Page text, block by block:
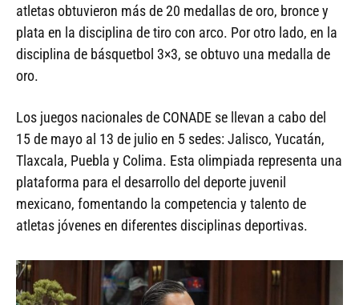
atletas obtuvieron más de 20 medallas de oro, bronce y
plata en la disciplina de tiro con arco. Por otro lado, en la
disciplina de básquetbol 3×3, se obtuvo una medalla de
oro.
Los juegos nacionales de CONADE se llevan a cabo del
15 de mayo al 13 de julio en 5 sedes: Jalisco, Yucatán,
Tlaxcala, Puebla y Colima. Esta olimpiada representa una
plataforma para el desarrollo del deporte juvenil
mexicano, fomentando la competencia y talento de
atletas jóvenes en diferentes disciplinas deportivas.